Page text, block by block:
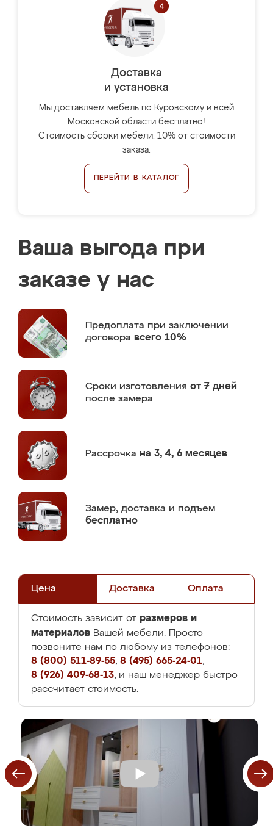
Доставка
и установка
Мы доставляем мебель по Куровскому и всей
Московской области бесплатно!
Стоимость сборки мебели: 10% от стоимости
заказа.
ПЕРЕЙТИ В КАТАЛОГ
Ваша выгода при
заказе у нас
Предоплата при заключении
договора всего 10%
Сроки изготовления от 7 дней
после замера
Рассрочка на 3, 4, 6 месяцев
Замер, доставка и подъем
бесплатно
Цена Доставка Оплата
Стоимость зависит от размеров и
материалов Вашей мебели. Просто
позвоните нам по любому из телефонов:
8 (800) 511-89-55, 8 (495) 665-24-01,
8 (926) 409-68-13, и наш менеджер быстро
рассчитает стоимость.